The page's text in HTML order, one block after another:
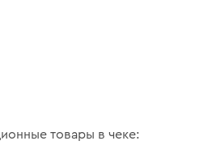
товары в чеке: